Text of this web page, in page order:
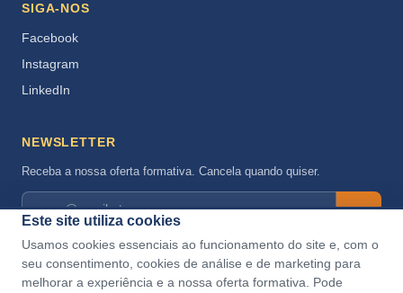
SIGA-NOS
Facebook
Instagram
LinkedIn
NEWSLETTER
Receba a nossa oferta formativa. Cancela quando quiser.
→
Aceito aPolítica de Privacidade.
Este site utiliza cookies
Usamos cookies essenciais ao funcionamento do site e, com o
seu consentimento, cookies de análise e de marketing para
melhorar a experiência e a nossa oferta formativa. Pode